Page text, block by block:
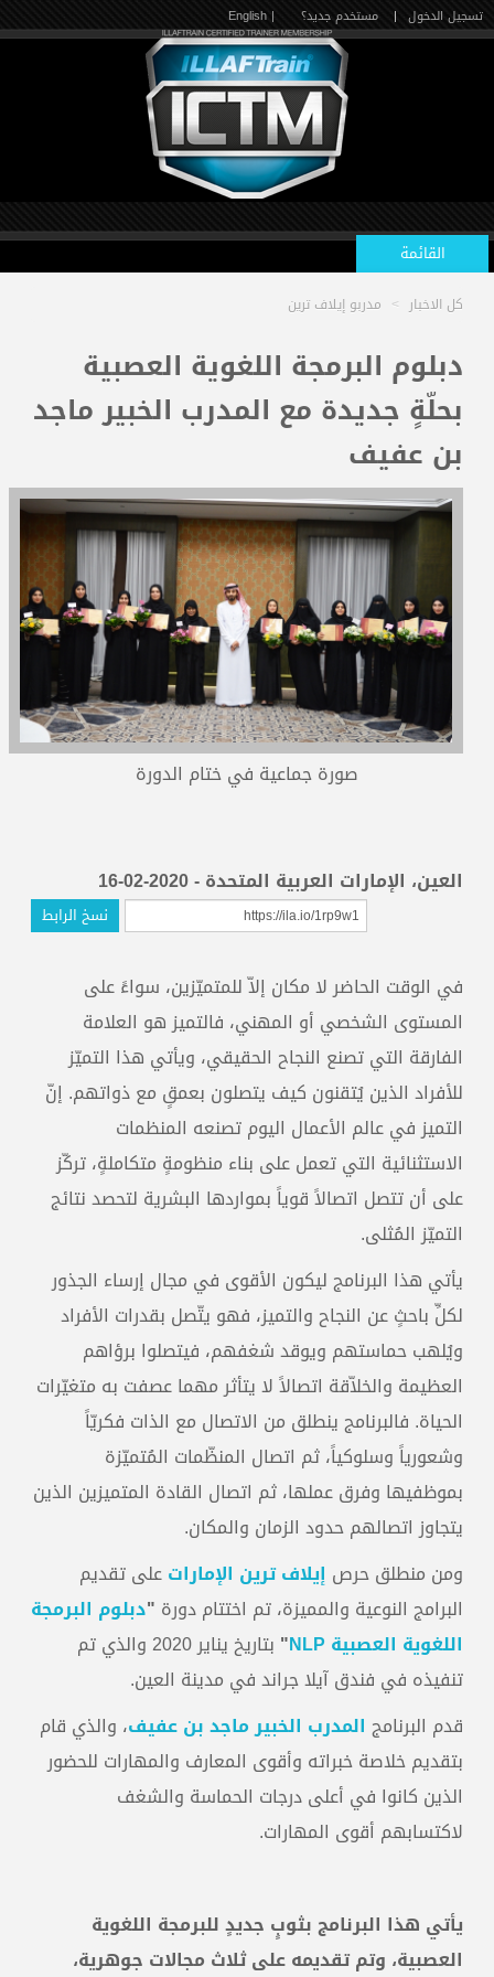
تسجيل الدخول | مستخدم جديد؟ | English
القائمة
الرئيسية
الدورات القادمة
المدربون
المعتمدون
كل الاخبار > مدربو إيلاف ترين
دبلوم البرمجة اللغوية العصبية
بحلّةٍ جديدة مع المدرب الخبير ماجد
بن عفيف
صورة جماعية في ختام الدورة
العين، الإمارات العربية المتحدة - 2020-02-16
نسخ الرابط
في الوقت الحاضر لا مكان إلاّ للمتميّزين، سواءً على
المستوى الشخصي أو المهني، فالتميز هو العلامة
الفارقة التي تصنع النجاح الحقيقي، ويأتي هذا التميّز
للأفراد الذين يُتقنون كيف يتصلون بعمقٍ مع ذواتهم. إنّ
التميز في عالم الأعمال اليوم تصنعه المنظمات
الاستثنائية التي تعمل على بناء منظومةٍ متكاملةٍ، تركّز
على أن تتصل اتصالاً قوياً بمواردها البشرية لتحصد نتائج
التميّز المُثلى.
يأتي هذا البرنامج ليكون الأقوى في مجال إرساء الجذور
لكلِّ باحثٍ عن النجاح والتميز، فهو يتّصل بقدرات الأفراد
ويُلهب حماستهم ويوقد شغفهم، فيتصلوا برؤاهم
العظيمة والخلاّقة اتصالاً لا يتأثر مهما عصفت به متغيّرات
الحياة. فالبرنامج ينطلق من الاتصال مع الذات فكريّاً
وشعورياً وسلوكياً، ثم اتصال المنظّمات المُتميّزة
بموظفيها وفرق عملها، ثم اتصال القادة المتميزين الذين
يتجاوز اتصالهم حدود الزمان والمكان.
ومن منطلق حرص إيلاف ترين الإماراتعلى تقديم
البرامج النوعية والمميزة، تم اختتام دورة "دبلوم البرمجة
اللغوية العصبية NLP
" بتاريخ يناير 2020
والذي تم
تنفيذه في فندق آيلا جراند في مدينة العين.
قدم البرنامج المدرب الخبير ماجد بن عفيف، والذي قام
بتقديم خلاصة خبراته وأقوى المعارف والمهارات للحضور
الذين كانوا في أعلى درجات الحماسة والشغف
لاكتسابهم أقوى المهارات.
يأتي هذا البرنامج بثوبٍ جديدٍ للبرمجة اللغوية
العصبية، وتم تقديمه على ثلاث مجالات جوهرية،